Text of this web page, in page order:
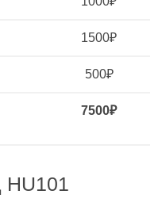
1500₽
500₽
7500₽